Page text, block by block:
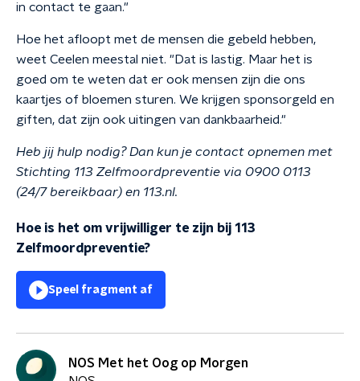
in contact te gaan."
Hoe het afloopt met de mensen die gebeld hebben,
weet Ceelen meestal niet. "Dat is lastig. Maar het is
goed om te weten dat er ook mensen zijn die ons
kaartjes of bloemen sturen. We krijgen sponsorgeld en
giften, dat zijn ook uitingen van dankbaarheid."
Heb jij hulp nodig? Dan kun je contact opnemen met
Stichting 113 Zelfmoordpreventie via 0900 0113
(24/7 bereikbaar) en 113.nl.
Hoe is het om vrijwilliger te zijn bij 113
Zelfmoordpreventie?
Speel fragment af
NOS Met het Oog op Morgen